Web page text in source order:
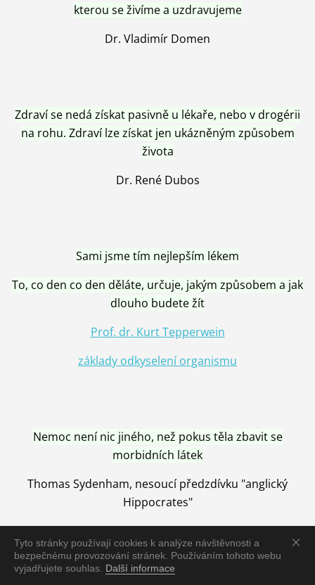
Tyto stránky používají cookies k analýze návštěvnosti a
bezpečnému provozování stránek. Používáním tohoto webu
vyjadřujete souhlas. Další informace
kterou se živíme a uzdravujeme
Dr. Vladimír Domen
Zdraví se nedá získat pasivně u lékaře, nebo v drogérii
na rohu. Zdraví lze získat jen ukázněným způsobem
života
Dr. René Dubos
Sami jsme tím nejlepším lékem
To, co den co den děláte, určuje, jakým způsobem a jak
dlouho budete žít
Prof. dr. Kurt Tepperwein
základy odkyselení organismu
Nemoc není nic jiného, než pokus těla zbavit se
morbidních látek
Thomas Sydenham, nesoucí předzdívku "anglický
Hippocrates"
Nemoc je vyléčena jen pomocí Přírody, neutralizací a